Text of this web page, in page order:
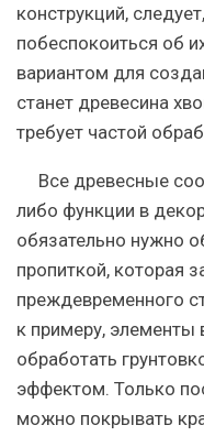
конструкций,
побеспокоиться об
вариантом для
станет древесина
требует частой
Все древесные
либо функции в
обязательно нужно
пропиткой, которая
преждевременного
к примеру, элементы
обработать
эффектом. Только
можно покрывать